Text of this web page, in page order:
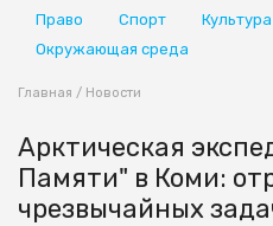
Право
Спорт Культура
Окружающая среда
Главная / Новости
Арктическая
Памяти" в Коми:
чрезвычайных